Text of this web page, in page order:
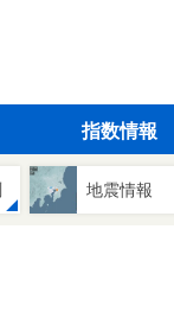
指数情報
地震情報